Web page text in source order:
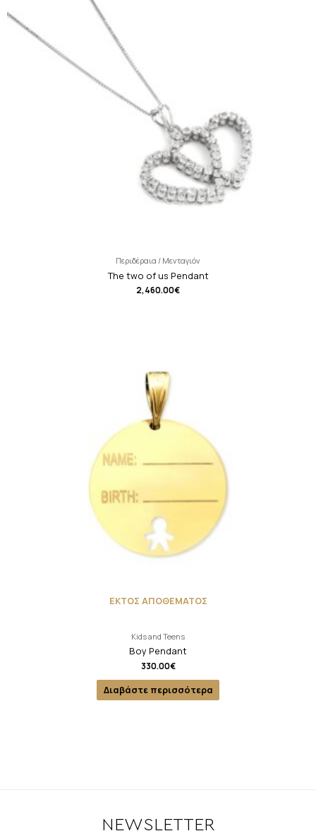
Περιδέραια / Μενταγιόν
The two of us Pendant
2,460.00€
ΕΚΤΟΣ ΑΠΟΘΕΜΑΤΟΣ
Kids and Teens
Boy Pendant
330.00€
Διαβάστε περισσότερα
NEWSLETTER